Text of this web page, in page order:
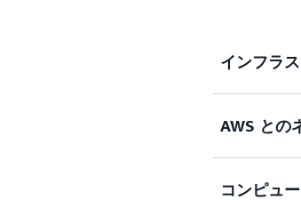
インフラ
チ機械学
を実行しま
AWS との
び管理機
コンピュ